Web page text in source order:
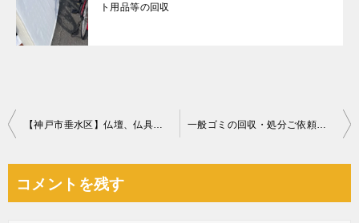
ト用品等の回収
投
ビ
コメントを残す